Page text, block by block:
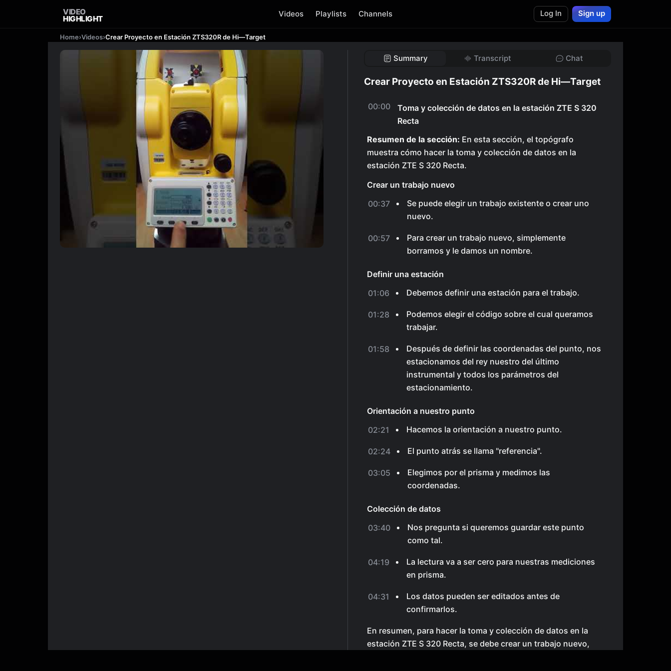
VIDEO
HIGHLIGHT
Videos Playlists Channels Log In Sign up
Home›Videos›Crear Proyecto en Estación ZTS320R de Hi—Target
Summary Transcript Chat
Crear Proyecto en Estación ZTS320R de Hi—Target
00:00
Toma y colección de datos en la estación ZTE S 320
Recta
Resumen de la sección: En esta sección, el topógrafo
muestra cómo hacer la toma y colección de datos en la
estación ZTE S 320 Recta.
Crear un trabajo nuevo
00:37
Se puede elegir un trabajo existente o crear uno
nuevo.
00:57
Para crear un trabajo nuevo, simplemente
borramos y le damos un nombre.
Definir una estación
01:06
Debemos definir una estación para el trabajo.
01:28
Podemos elegir el código sobre el cual queramos
trabajar.
01:58
Después de definir las coordenadas del punto, nos
estacionamos del rey nuestro del último
instrumental y todos los parámetros del
estacionamiento.
Orientación a nuestro punto
02:21
Hacemos la orientación a nuestro punto.
02:24 El punto atrás se llama "referencia".
03:05
Elegimos por el prisma y medimos las
coordenadas.
Colección de datos
03:40
Nos pregunta si queremos guardar este punto
como tal.
04:19
La lectura va a ser cero para nuestras mediciones
en prisma.
04:31
Los datos pueden ser editados antes de
confirmarlos.
En resumen, para hacer la toma y colección de datos en la
estación ZTE S 320 Recta, se debe crear un trabajo nuevo,